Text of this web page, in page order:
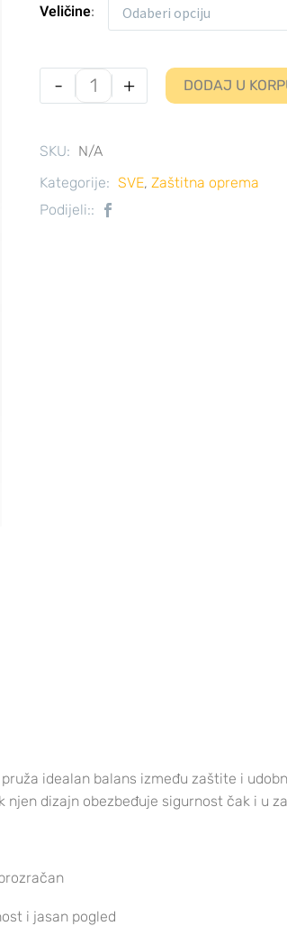
Veličine Odaberi opciju
- + DODAJ U
SKU: N/A
Kategorije: SVE, Zaštitna oprema
Podijeli::
idealan balans između zaštite i
dizajn obezbeđuje sigurnost čak i u
i jasan pogled